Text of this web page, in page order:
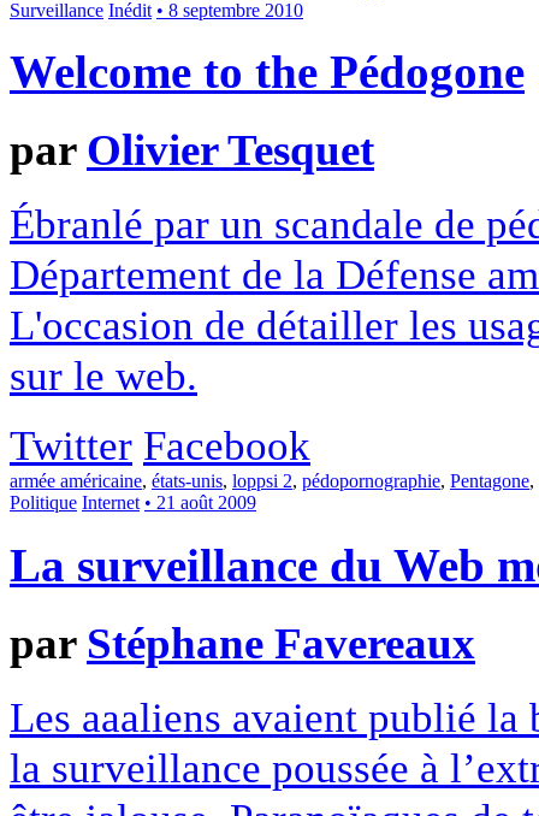
Surveillance Inédit • 8 septembre 2010
Welcome to the Pédogone
par Olivier Tesquet
Ébranlé par un scandale de
Département de la Défense
L'occasion de détailler les
sur le web.
Twitter Facebook
armée américaine, états-unis, loppsi 2, pédopornographie, Pentagone,
Politique Internet • 21 août 2009
La surveillance du Web
par Stéphane Favereaux
Les aaaliens avaient publié
la surveillance poussée à